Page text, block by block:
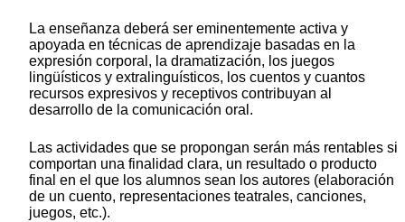
La enseñanza deberá ser eminentemente activa y
apoyada en técnicas de aprendizaje basadas en la
expresión corporal, la dramatización, los juegos
lingüísticos y extralinguísticos, los cuentos y cuantos
recursos expresivos y receptivos contribuyan al
desarrollo de la comunicación oral.
Las actividades que se propongan serán más rentables si
comportan una finalidad clara, un resultado o producto
final en el que los alumnos sean los autores (elaboración
de un cuento, representaciones teatrales, canciones,
juegos, etc.).